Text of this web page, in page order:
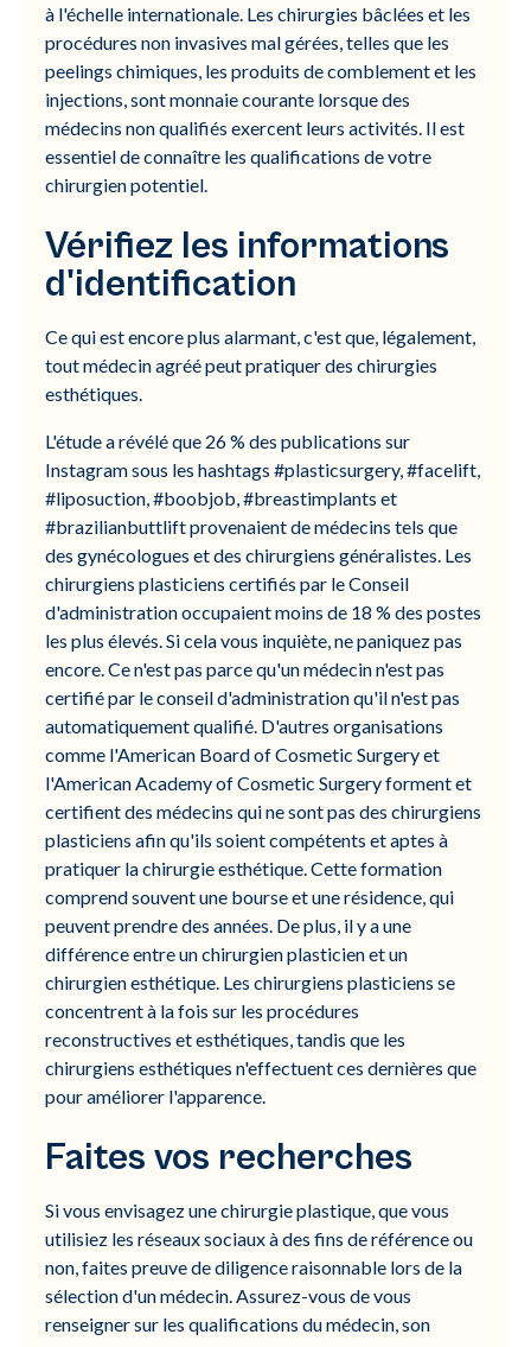
à l'échelle internationale. Les chirurgies bâclées et les
procédures non invasives mal gérées, telles que les
peelings chimiques, les produits de comblement et les
injections, sont monnaie courante lorsque des
médecins non qualifiés exercent leurs activités. Il est
essentiel de connaître les qualifications de votre
chirurgien potentiel.
Vérifiez les informations
d'identification
Ce qui est encore plus alarmant, c'est que, légalement,
tout médecin agréé peut pratiquer des chirurgies
esthétiques.
L'étude a révélé que 26 % des publications sur
Instagram sous les hashtags #plasticsurgery, #facelift,
#liposuction, #boobjob, #breastimplants et
#brazilianbuttlift provenaient de médecins tels que
des gynécologues et des chirurgiens généralistes. Les
chirurgiens plasticiens certifiés par le Conseil
d'administration occupaient moins de 18 % des postes
les plus élevés. Si cela vous inquiète, ne paniquez pas
encore. Ce n'est pas parce qu'un médecin n'est pas
certifié par le conseil d'administration qu'il n'est pas
automatiquement qualifié. D'autres organisations
comme l'American Board of Cosmetic Surgery et
l'American Academy of Cosmetic Surgery forment et
certifient des médecins qui ne sont pas des chirurgiens
plasticiens afin qu'ils soient compétents et aptes à
pratiquer la chirurgie esthétique. Cette formation
comprend souvent une bourse et une résidence, qui
peuvent prendre des années. De plus, il y a une
différence entre un chirurgien plasticien et un
chirurgien esthétique. Les chirurgiens plasticiens se
concentrent à la fois sur les procédures
reconstructives et esthétiques, tandis que les
chirurgiens esthétiques n'effectuent ces dernières que
pour améliorer l'apparence.
Faites vos recherches
Si vous envisagez une chirurgie plastique, que vous
utilisiez les réseaux sociaux à des fins de référence ou
non, faites preuve de diligence raisonnable lors de la
sélection d'un médecin. Assurez-vous de vous
renseigner sur les qualifications du médecin, son